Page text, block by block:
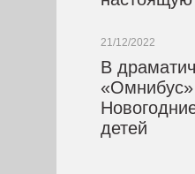
21/12/2022
В
детей